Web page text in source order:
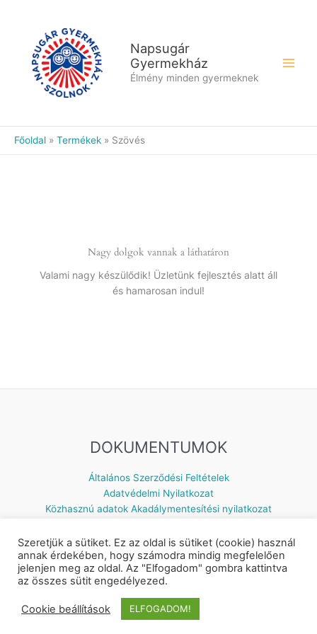
Napsugár
Gyermekház
Élmény minden gyermeknek
Főoldal Termékek Szövés
Nagy dolgok vannak a láthatáron
Valami nagy készülődik! Üzletünk fejlesztés alatt áll
és hamarosan indul!
DOKUMENTUMOK
Általános Szerződési Feltételek
Adatvédelmi Nyilatkozat
Közhasznú adatok Akadálymentesítési nyilatkozat
Készítette: © 2026 Napsugár Gyermekház | Powered by
Szeretjük a sütiket. Ez az oldal is sütiket (cookie) használ
annak érdekében, hogy számodra mindig megfelelően
jelenjen meg az oldal. Az "Elfogadom" gombra kattintva
az összes sütit engedélyezed.
Cookie beállítások ELFOGADOM!